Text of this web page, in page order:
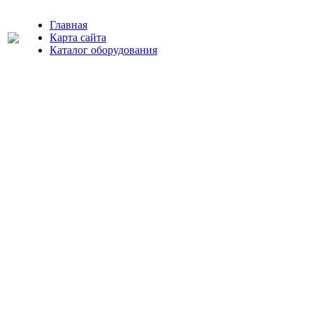
Главная
Карта сайта
Каталог оборудования